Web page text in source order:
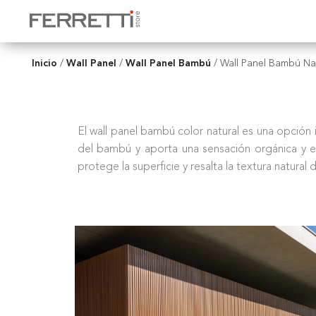
Inicio / Wall Panel / Wall Panel Bambú / Wall Panel Bambú
El wall panel bambú color natural es una
del bambú y aporta una sensación orgánica y
protege la superficie y resalta la textura